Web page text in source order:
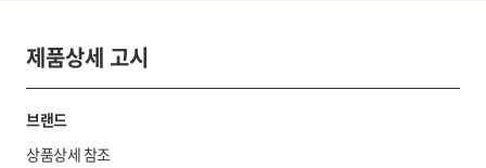
제품상세 고시
브랜드
상품상세 참조